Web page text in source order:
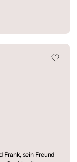
Frank, sein Freund